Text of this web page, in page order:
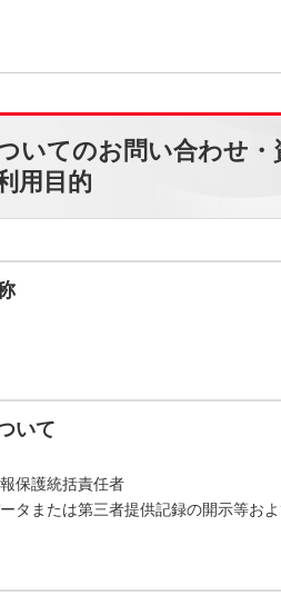
いてのお問い合わせ
用目的
いて
保護統括責任者
タまたは第三者提供記録の開示等お